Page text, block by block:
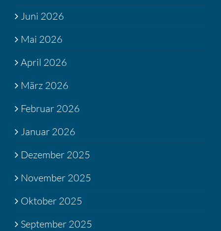
Juni 2026
Mai 2026
April 2026
März 2026
Februar 2026
Januar 2026
Dezember 2025
November 2025
Oktober 2025
September 2025